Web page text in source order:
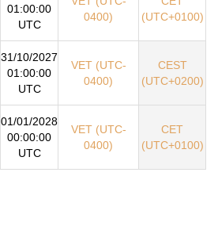
01:00:00
UTC
0400)
(UTC+0100)
31/10/2027
01:00:00
UTC
VET (UTC-
0400)
CEST
(UTC+0200)
01/01/2028
00:00:00
UTC
VET (UTC-
0400)
CET
(UTC+0100)